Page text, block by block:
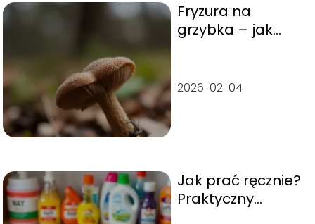
Fryzura na
grzybka – jak
2026-02-04
Jak prać ręcznie?
Praktyczny